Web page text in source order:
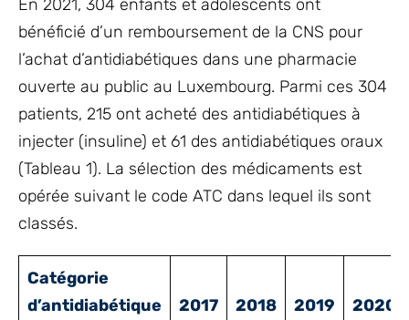
En 2021, 304 enfants et adolescents ont
bénéficié d’un remboursement de la CNS pour
l’achat d’antidiabétiques dans une pharmacie
ouverte au public au Luxembourg. Parmi ces 304
patients, 215 ont acheté des antidiabétiques à
injecter (insuline) et 61 des antidiabétiques oraux
(Tableau 1). La sélection des médicaments est
opérée suivant le code ATC dans lequel ils sont
classés.
Catégorie
d’antidiabétique
2017 2018 2019 2020